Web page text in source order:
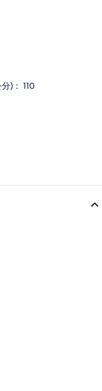
)： 110